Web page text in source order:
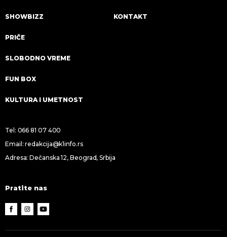
SHOWBIZZ
PRIČE
SLOBODNO VREME
FUN BOX
KULTURA I UMETNOST
KONTAKT
Tel: 066 81 07 400
Email:redakcija@k1info.rs
Adresa: Dečanska 12, Beograd, Srbija
Pratite nas